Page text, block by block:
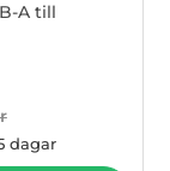
A till
pris
dagar